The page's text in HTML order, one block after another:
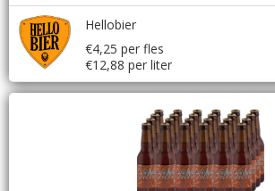
Hellobier
€4,25 per fles
€12,88 per liter